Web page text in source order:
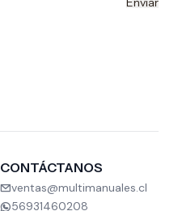
CONTÁCTANOS
ventas@multimanuales.cl
56931460208